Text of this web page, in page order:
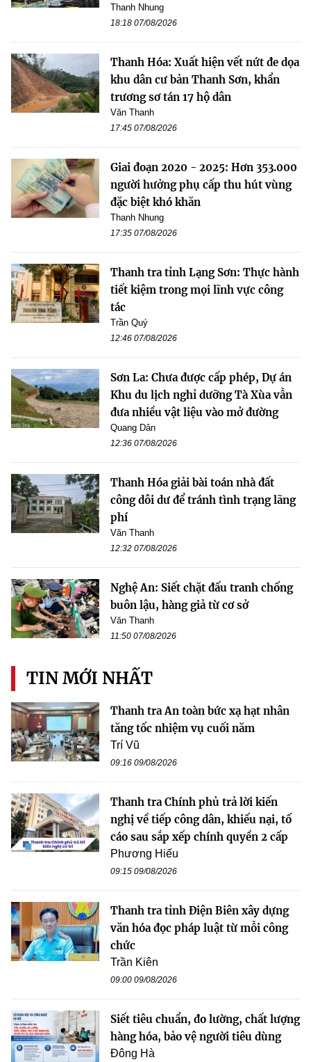
Thanh Nhung
18:18 07/08/2026
Thanh Hóa: Xuất hiện vết nứt đe dọa
khu dân cư bản Thanh Sơn, khẩn
trương sơ tán 17 hộ dân
Văn Thanh
17:45 07/08/2026
Giai đoạn 2020 - 2025: Hơn 353.000
người hưởng phụ cấp thu hút vùng
đặc biệt khó khăn
Thanh Nhung
17:35 07/08/2026
Thanh tra tỉnh Lạng Sơn: Thực hành
tiết kiệm trong mọi lĩnh vực công
tác
Trần Quý
12:46 07/08/2026
Sơn La: Chưa được cấp phép, Dự án
Khu du lịch nghỉ dưỡng Tà Xùa vẫn
đưa nhiều vật liệu vào mở đường
Quang Dân
12:36 07/08/2026
Thanh Hóa giải bài toán nhà đất
công dôi dư để tránh tình trạng lãng
phí
Văn Thanh
12:32 07/08/2026
Nghệ An: Siết chặt đấu tranh chống
buôn lậu, hàng giả từ cơ sở
Văn Thanh
11:50 07/08/2026
TIN MỚI NHẤT
Thanh tra An toàn bức xạ hạt nhân
tăng tốc nhiệm vụ cuối năm
Trí Vũ
09:16 09/08/2026
Thanh tra Chính phủ trả lời kiến
nghị về tiếp công dân, khiếu nại, tố
cáo sau sắp xếp chính quyền 2 cấp
Phương Hiếu
09:15 09/08/2026
Thanh tra tỉnh Điện Biên xây dựng
văn hóa đọc pháp luật từ mỗi công
chức
Trần Kiên
09:00 09/08/2026
Siết tiêu chuẩn, đo lường, chất lượng
hàng hóa, bảo vệ người tiêu dùng
Đông Hà